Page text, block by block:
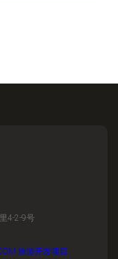
4-2-9号
旅游开发项目